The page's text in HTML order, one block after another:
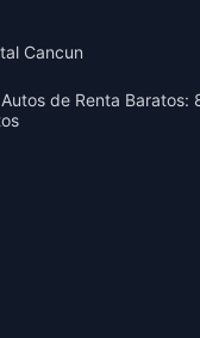
Cancun
de Renta Baratos: